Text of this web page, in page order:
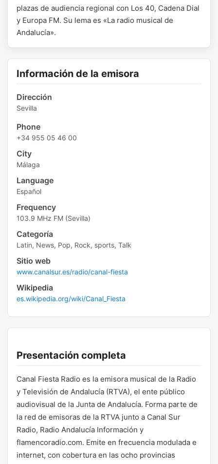
plazas de audiencia regional con Los 40, Cadena Dial
y Europa FM. Su lema es «La radio musical de
Andalucía».
Información de la emisora
Dirección
Sevilla
Phone
+34 955 05 46 00
City
Málaga
Language
Español
Frequency
103.9 MHz FM (Sevilla)
Categoría
Latin, News, Pop, Rock, sports, Talk
Sitio web
www.canalsur.es/radio/canal-fiesta
Wikipedia
es.wikipedia.org/wiki/Canal_Fiesta
Presentación completa
Canal Fiesta Radio es la emisora musical de la Radio
y Televisión de Andalucía (RTVA), el ente público
audiovisual de la Junta de Andalucía. Forma parte de
la red de emisoras de la RTVA junto a Canal Sur
Radio, Radio Andalucía Información y
flamencoradio.com. Emite en frecuencia modulada e
internet, con cobertura en las ocho provincias